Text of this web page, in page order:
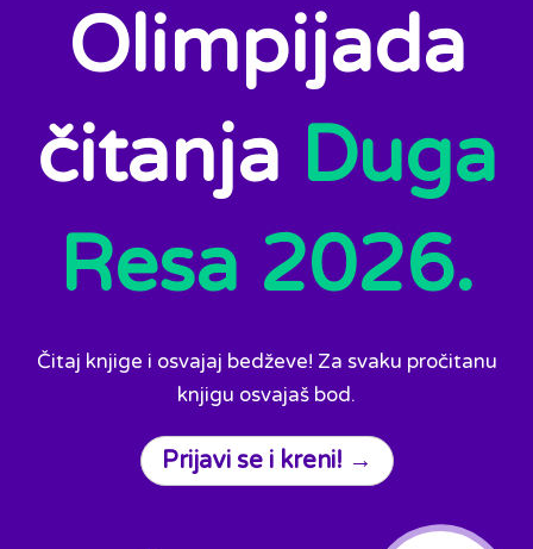
Olimpijada
čitanja Duga
Resa 2026.
Čitaj knjige i osvajaj bedževe! Za svaku pročitanu
knjigu osvajaš bod.
Prijavi se i kreni! →